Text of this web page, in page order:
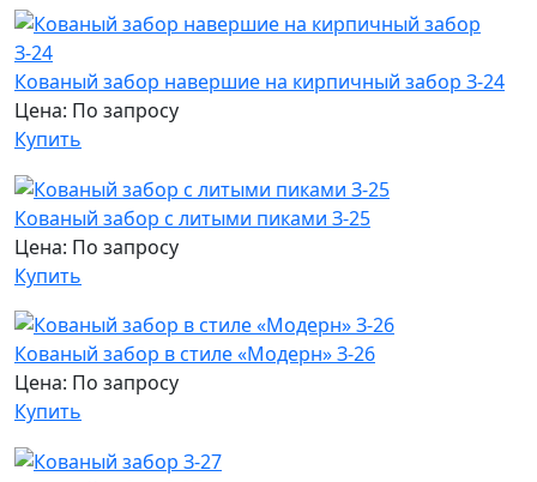
Кованый забор навершие на кирпичный забор З-24
Цена: По запросу
Купить
Кованый забор с литыми пиками З-25
Цена: По запросу
Купить
Кованый забор в стиле «Модерн» З-26
Цена: По запросу
Купить